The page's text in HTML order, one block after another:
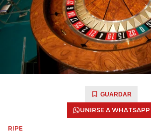
GUARDAR
UNIRSE A WHATSAPP
RIPE